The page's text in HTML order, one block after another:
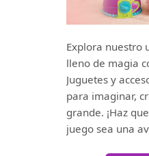
Explora nuestro
lleno de magia
Juguetes y
para imaginar,
grande. ¡Haz
juego sea una